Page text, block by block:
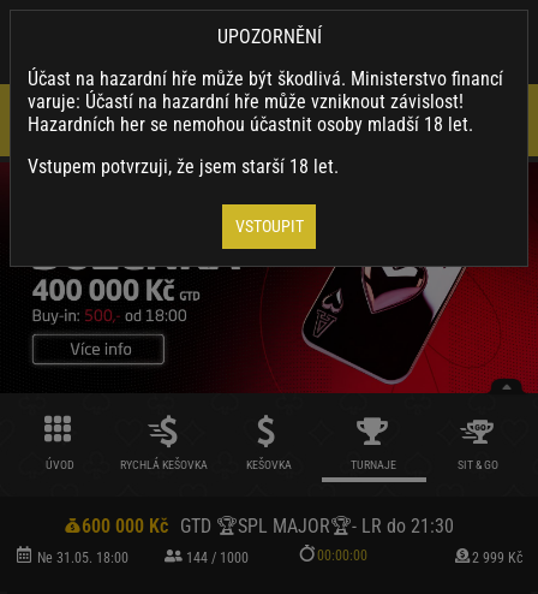
UPOZORNĚNÍ
Účast na hazardní hře může být škodlivá. Ministerstvo financí
varuje: Účastí na hazardní hře může vzniknout závislost!
Hazardních her se nemohou účastnit osoby mladší 18 let.
Vstupem potvrzuji, že jsem starší 18 let.
VSTOUPIT
ÚVOD RYCHLÁ KEŠOVKA KEŠOVKA TURNAJE SIT & GO
600 000 Kč GTD 🏆SPL MAJOR🏆- LR do 21:30
Ne 31.05. 18:00 144 / 1000 00:00:00 2 999 Kč